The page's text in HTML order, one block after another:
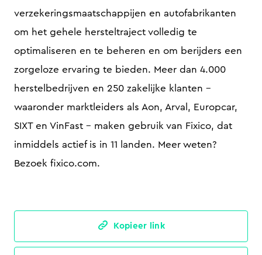
verzekeringsmaatschappijen en autofabrikanten
om het gehele hersteltraject volledig te
optimaliseren en te beheren en om berijders een
zorgeloze ervaring te bieden. Meer dan 4.000
herstelbedrijven en 250 zakelijke klanten -
waaronder marktleiders als Aon, Arval, Europcar,
SIXT en VinFast - maken gebruik van Fixico, dat
inmiddels actief is in 11 landen. Meer weten?
Bezoek fixico.com.
Kopieer link